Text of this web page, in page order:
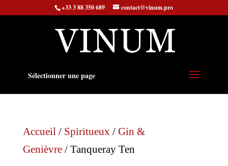
+33 3 88 350 689 contact@vinum.pro
Sélectionner une page
Accueil/ Spiritueux/ Gin &
Genièvre/ Tanqueray Ten